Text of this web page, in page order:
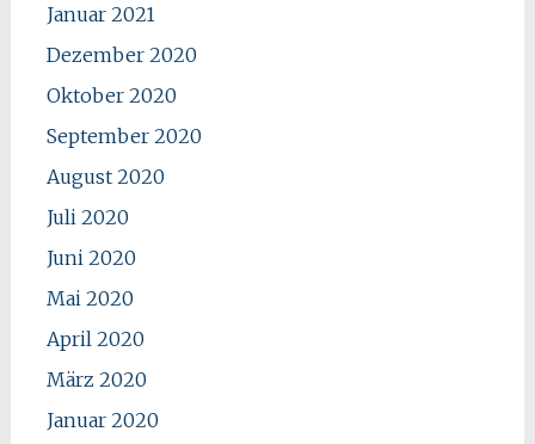
Januar 2021
Dezember 2020
Oktober 2020
September 2020
August 2020
Juli 2020
Juni 2020
Mai 2020
April 2020
März 2020
Januar 2020